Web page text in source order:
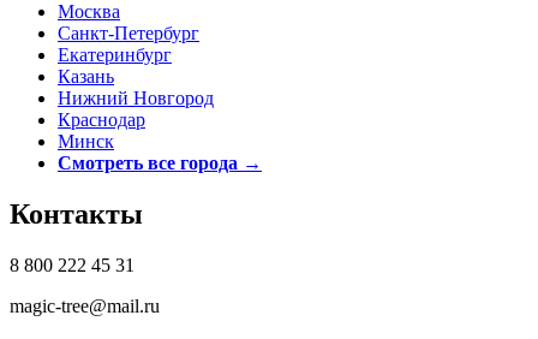
Москва
Санкт-Петербург
Екатеринбург
Казань
Нижний Новгород
Краснодар
Минск
Смотреть все города →
Контакты
8 800 222 45 31
magic-tree@mail.ru